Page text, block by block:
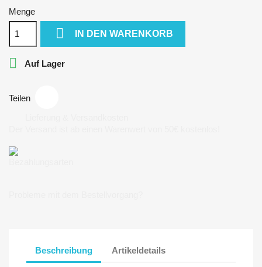
Menge
 IN DEN WARENKORB
 Auf Lager
Teilen
Beschreibung Artikeldetails